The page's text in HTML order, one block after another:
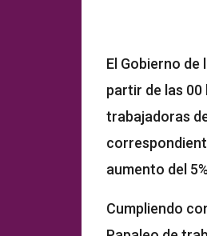
El Gobierno
partir de las 00
trabajadoras
aumento del
Cumpliendo